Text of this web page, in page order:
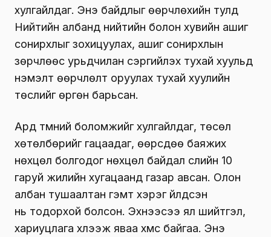
хулгайлдаг. Энэ байдлыг өөрчлөхийн тулд
Нийтийн албанд нийтийн болон хувийн ашиг
сонирхлыг зохицуулах, ашиг сонирхлын
зөрчлөөс урьдчилан сэргийлэх тухай хуульд
нэмэлт өөрчлөлт оруулах тухай хуулийн
төслийг өргөн барьсан.
Ард түмний боломжийг хулгайлдаг, төсөл
хөтөлбөрийг гацаадаг, өөрсдөө баяжих
нөхцөл болгодог нөхцөл байдал сүүлийн 10
гаруй жилийн хугацаанд газар авсан. Олон
албан тушаалтан гэмт хэрэг үйлдсэн
нь тодорхой болсон. Эхнээсээ ял шийтгэл,
хариуцлага хүлээж яваа хүмүүс байгаа. Энэ